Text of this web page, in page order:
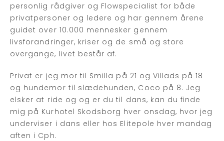
personlig rådgiver og Flowspecialist for både
privatpersoner og ledere og har gennem årene
guidet over 10.000 mennesker gennem
livsforandringer, kriser og de små og store
overgange, livet består af.
Privat er jeg mor til Smilla på 21 og Villads på 18
og hundemor til slædehunden, Coco på 8. Jeg
elsker at ride og og er du til dans, kan du finde
mig på Kurhotel Skodsborg hver onsdag, hvor jeg
underviser i dans eller hos Elitepole hver mandag
aften i Cph.